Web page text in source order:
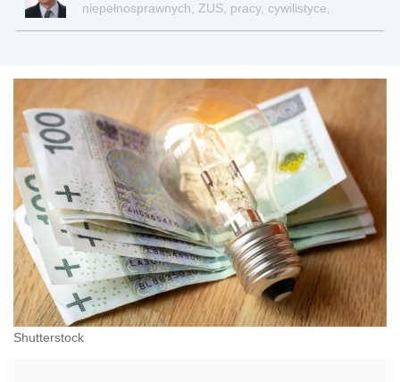
niepełnosprawnych, ZUS, pracy, cywilistyce,
Shutterstock